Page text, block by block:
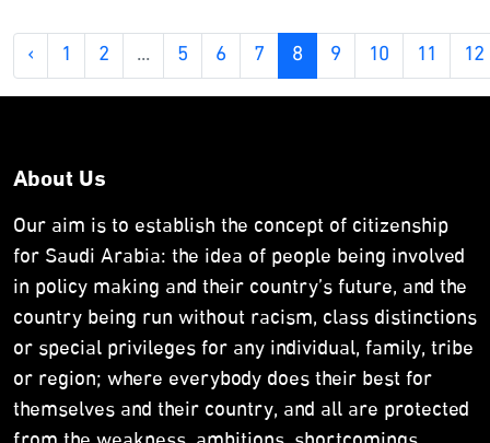
‹ 1 2 ... 5 6 7 8 9 10 11 12
About Us
Our aim is to establish the concept of citizenship
for Saudi Arabia: the idea of people being involved
in policy making and their country’s future, and the
country being run without racism, class distinctions
or special privileges for any individual, family, tribe
or region; where everybody does their best for
themselves and their country, and all are protected